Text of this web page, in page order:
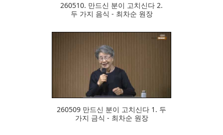
260510. 만드신 분이 고치신다 2.
두 가지 음식 - 최차순 원장
260509 만드신 분이 고치신다 1. 두
가지 금식 - 최차순 원장